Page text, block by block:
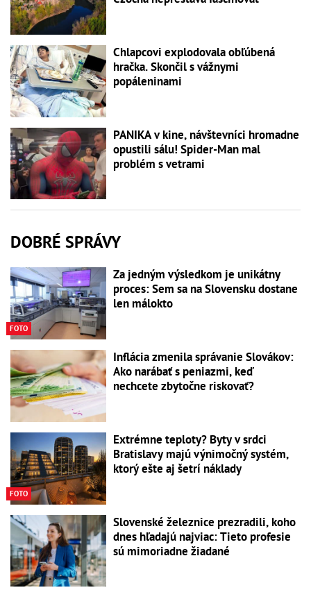
Chlapcovi explodovala obľúbená
hračka. Skončil s vážnymi
popáleninami
PANIKA v kine, návštevníci hromadne
opustili sálu! Spider-Man mal
problém s vetrami
DOBRÉ SPRÁVY
FOTO
Za jedným výsledkom je unikátny
proces: Sem sa na Slovensku dostane
len málokto
Inflácia zmenila správanie Slovákov:
Ako narábať s peniazmi, keď
nechcete zbytočne riskovať?
FOTO
Extrémne teploty? Byty v srdci
Bratislavy majú výnimočný systém,
ktorý ešte aj šetrí náklady
Slovenské železnice prezradili, koho
dnes hľadajú najviac: Tieto profesie
sú mimoriadne žiadané